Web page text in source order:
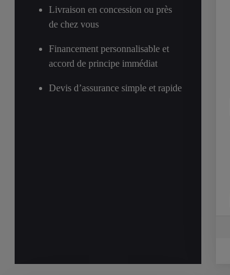
Livraison en concession ou près
de chez vous
Financement personnalisable et
accord de principe immédiat
Devis d’assurance simple et rapide